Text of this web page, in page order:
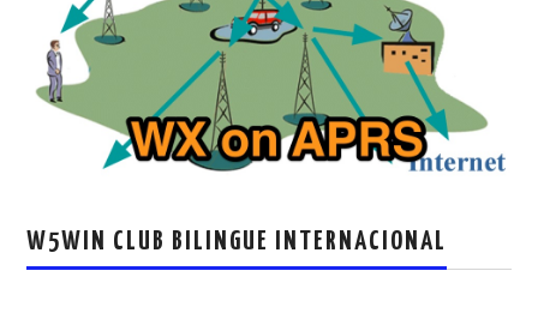
W5WIN CLUB BILINGUE INTERNACIONAL